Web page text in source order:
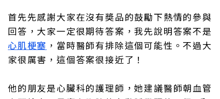
首先先感謝大家在沒有奬品的鼓勵下熱情的參與
回答，大家一定很期待答案，我先說明答案不是
心肌梗塞 ，當時醫師有排除這個可能性。不過大
家很厲害，這個答案很接近了！
他的朋友是心臟科的護理師，她建議醫師朝血管